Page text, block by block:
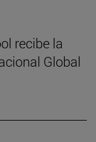
recibe la
Global